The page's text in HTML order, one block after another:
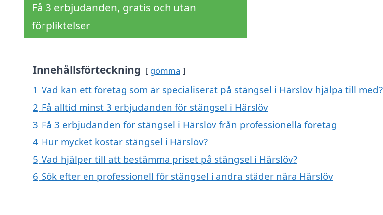
Få 3 erbjudanden, gratis och utan
förpliktelser
Innehållsförteckning gömma
1 Vad kan ett företag som är specialiserat på stängsel i Härslöv hjälpa till med?
2 Få alltid minst 3 erbjudanden för stängsel i Härslöv
3 Få 3 erbjudanden för stängsel i Härslöv från professionella företag
4 Hur mycket kostar stängsel i Härslöv?
5 Vad hjälper till att bestämma priset på stängsel i Härslöv?
6 Sök efter en professionell för stängsel i andra städer nära Härslöv